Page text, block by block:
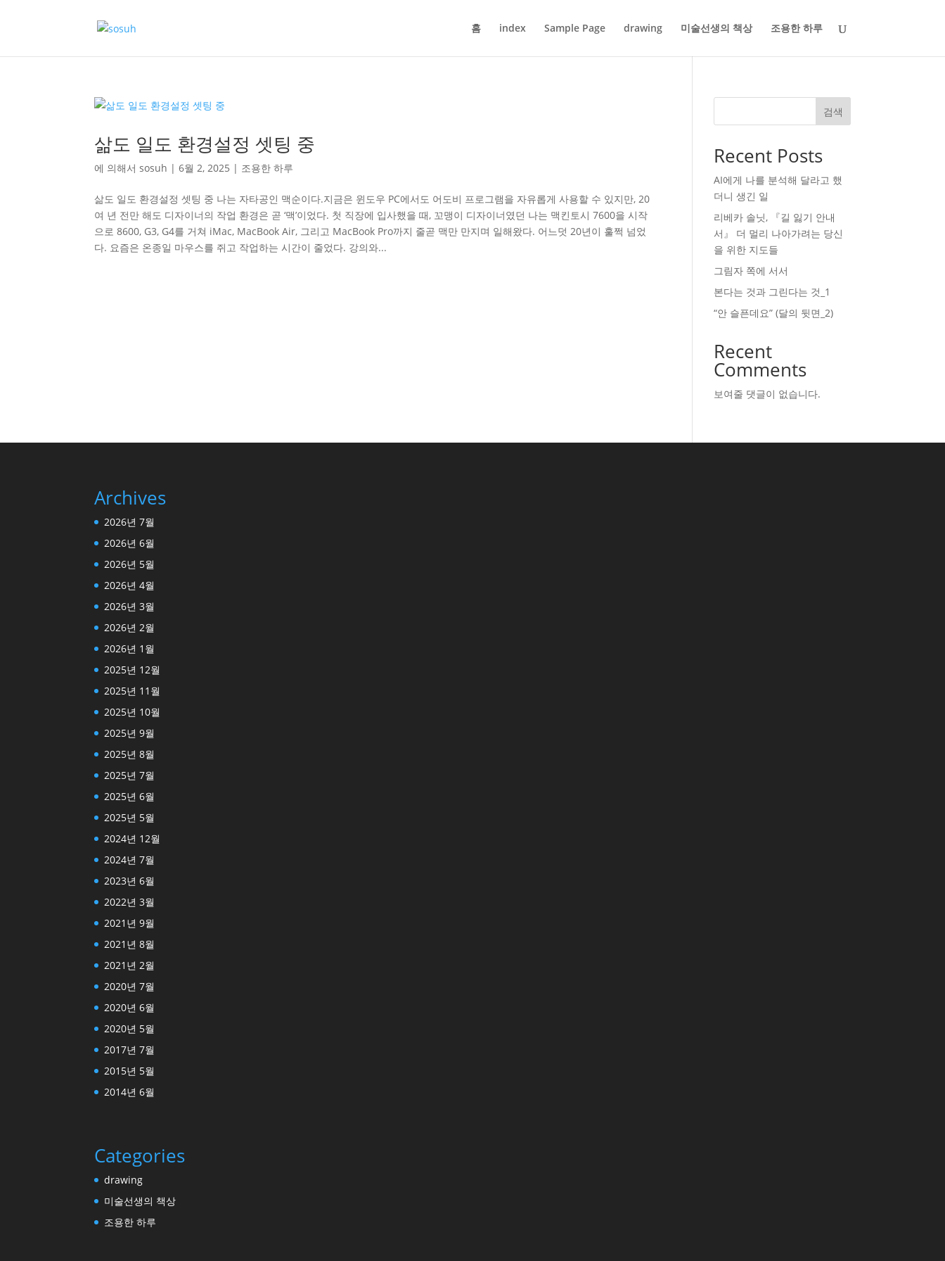
홈 index Sample Page drawing 미술선생의 책상 조용한 하루
삶도 일도 환경설정 셋팅 중
에 의해서sosuh |6월 2, 2025 | 조용한 하루
삶도 일도 환경설정 셋팅 중 나는 자타공인 맥순이다.지금은 윈도우 PC에서도 어도비 프로그램을 자유롭게 사용할 수 있지만, 20
여 년 전만 해도 디자이너의 작업 환경은 곧 ‘맥’이었다. 첫 직장에 입사했을 때, 꼬맹이 디자이너였던 나는 맥킨토시 7600을 시작
으로 8600, G3, G4를 거쳐 iMac, MacBook Air, 그리고 MacBook Pro까지 줄곧 맥만 만지며 일해왔다. 어느덧 20년이 훌쩍 넘었
다. 요즘은 온종일 마우스를 쥐고 작업하는 시간이 줄었다. 강의와...
검색
Recent Posts
AI에게 나를 분석해 달라고 했
더니 생긴 일
리베카 솔닛, 『길 잃기 안내
서』 더 멀리 나아가려는 당신
을 위한 지도들
그림자 쪽에 서서
본다는 것과 그린다는 것_1
“안 슬픈데요” (달의 뒷면_2)
Recent
Comments
보여줄 댓글이 없습니다.
Archives
2026년 7월
2026년 6월
2026년 5월
2026년 4월
2026년 3월
2026년 2월
2026년 1월
2025년 12월
2025년 11월
2025년 10월
2025년 9월
2025년 8월
2025년 7월
2025년 6월
2025년 5월
2024년 12월
2024년 7월
2023년 6월
2022년 3월
2021년 9월
2021년 8월
2021년 2월
2020년 7월
2020년 6월
2020년 5월
2017년 7월
2015년 5월
2014년 6월
Categories
drawing
미술선생의 책상
조용한 하루